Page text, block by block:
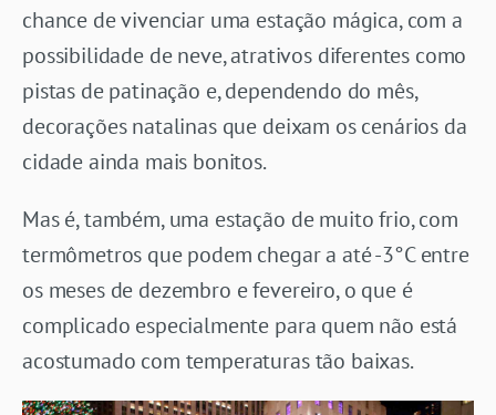
chance de vivenciar uma estação mágica, com a
possibilidade de neve, atrativos diferentes como
pistas de patinação e, dependendo do mês,
decorações natalinas que deixam os cenários da
cidade ainda mais bonitos.
Mas é, também, uma estação de muito frio, com
termômetros que podem chegar a até -3°C entre
os meses de dezembro e fevereiro, o que é
complicado especialmente para quem não está
acostumado com temperaturas tão baixas.